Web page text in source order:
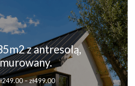
z antresolą,
murowany.
249.00–zł499.00